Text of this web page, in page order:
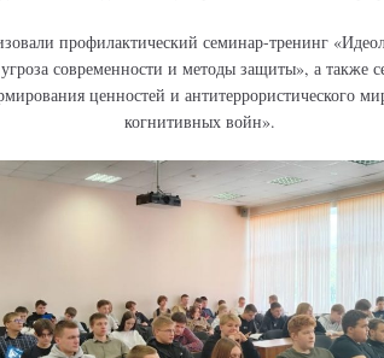
профилактический семинар-тренинг
современности и методы защиты», а также
ценностей и антитеррористического
когнитивных войн».